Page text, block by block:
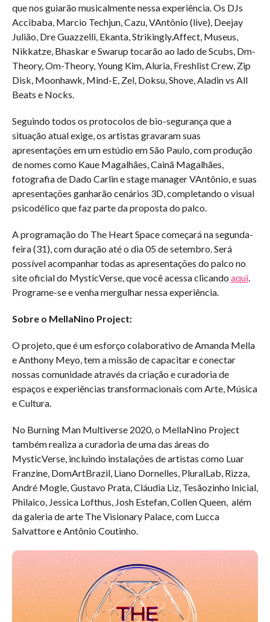
que nos guiarão musicalmente nessa experiência. Os DJs
Accibaba, Marcio Techjun, Cazu, VAntônio (live), Deejay
Julião, Dre Guazzelli, Ekanta, Strikingly.Affect, Museus,
Nikkatze, Bhaskar e Swarup tocarão ao lado de Scubs, Dm-
Theory, Om-Theory, Young Kim, Aluria, Freshlist Crew, Zip
Disk, Moonhawk, Mind-E, Zel, Doksu, Shove, Aladin vs All
Beats e Nocks.
Seguindo todos os protocolos de bio-segurança que a
situação atual exige, os artistas gravaram suas
apresentações em um estúdio em São Paulo, com produção
de nomes como Kaue Magalhães, Cainã Magalhães,
fotografia de Dado Carlin e stage manager VAntônio, e suas
apresentações ganharão cenários 3D, completando o visual
psicodélico que faz parte da proposta do palco.
A programação do The Heart Space começará na segunda-
feira (31), com duração até o dia 05 de setembro. Será
possível acompanhar todas as apresentações do palco no
site oficial do MysticVerse, que você acessa clicando aqui.
Programe-se e venha mergulhar nessa experiência.
Sobre o MellaNino Project:
O projeto, que é um esforço colaborativo de Amanda Mella
e Anthony Meyo, tem a missão de capacitar e conectar
nossas comunidade através da criação e curadoria de
espaços e experiências transformacionais com Arte, Música
e Cultura.
No Burning Man Multiverse 2020, o MellaNino Project
também realiza a curadoria de uma das áreas do
MysticVerse, incluindo instalações de artistas como Luar
Franzine, DomArtBrazil, Liano Dornelles, PluralLab, Rizza,
André Mogle, Gustavo Prata, Cláudia Liz, Tesãozinho Inicial,
Philaico, Jessica Lofthus, Josh Estefan, Collen Queen, além
da galeria de arte The Visionary Palace, com Lucca
Salvattore e Antônio Coutinho.